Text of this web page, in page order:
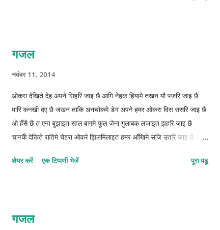
गजल
नवंबर 11, 2014
ओकरा देखिते देह अपने सिहरि जाइ छै आगि नेहक हियामे तखन यौ पजरि जाइ छै
मारि कनखी दए छै जखन ताकि अनचोकमे डेग अपने हमर ओकरा दिस ससरि जाइ छै
ओ हँसै छै त एना बुझाइत रहल बागमे फूल जेना गुलाबक लजाइत झहरि जाइ छै
चानकेँ देखिते रातिमे चेहरा ओकरे झिलमिलाइत हमर आँखिमे सजि उतरि जाइ छै लाख
कुन्दन हए छै भरम से बुझा जे रहल एहने जालमे मोन सुधि बुधि बिसरि जाइ छै बहरे-
शेयर करें एक टिप्पणी भेजें पूरा पढू
गजल